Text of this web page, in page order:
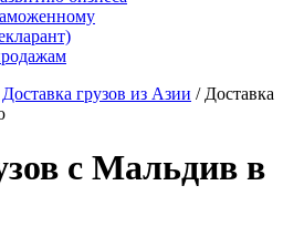
Доставка грузов из Азии / Доставка
с Мальдив в